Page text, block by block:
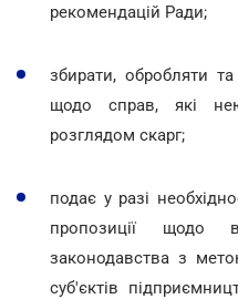
рекомендацій Ради;
збирати, обробляти
щодо справ, які
розглядом скарг;
подає у разі
пропозиції щодо
законодавства з
суб'єктів